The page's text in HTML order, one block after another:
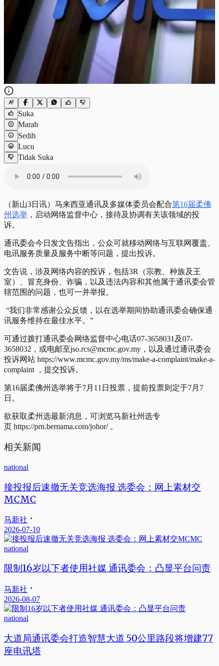
Suka
Marah
Sedih
Lucu
Tidak Suka
（新山3日讯）马来西亚通讯及多媒体委员会配合第16届柔佛
州选举 ，启动网络监督中心，接待及协调有关该领域的投
诉。
通讯委会今日发文告指出，公众可就移动网络与互联网覆盖、
电讯服务质量及服务中断等问题，提出投诉。
文告说，涉及网络内容的投诉，包括3R（宗教、种族及王
室）、冒充身份、诈骗，以及违法内容和其他属于通讯委会管
辖范围的问题，也可一并举报。
“我们非常感谢公众反馈，以在选举期间协助通讯委会确保通
讯服务维持在最佳水平。”
可通过拨打通讯委会网络监督中心电话07-3658031及07-
3658032，或电邮至jso.rcs@mcmc.gov.my，以及通过通讯委会
投诉网站 https://www.mcmc.gov.my/ms/make-a-complaint/make-a-
complaint ，提交投诉。
第16届柔佛州选举将于7月11日投票，提前投票则定于7月7
日。
欲获取柔州选最新消息，可浏览马新社州选专
页 https://prn.bernama.com/johor/ 。
相关新闻
national
接投报后速撤无关竞选海报 选委会：网上素材交
MCMC
马新社
2026-07-10
national
限制16岁以下者使用社媒 通讯委会：凸显平台问责
马新社
2026-08-07
national
大道局通讯委会打造智慧大道 50公里路段将增建77
座电讯塔